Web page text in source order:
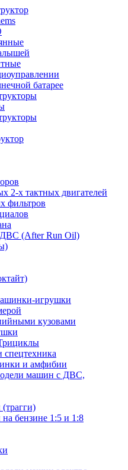
батарее
2-х тактных двигателей
фильтров
ДВС (After Run Oil)
игрушки
кузовами
спецтехника
и амфибии
машин с ДВС,
бензине 1:5 и 1:8